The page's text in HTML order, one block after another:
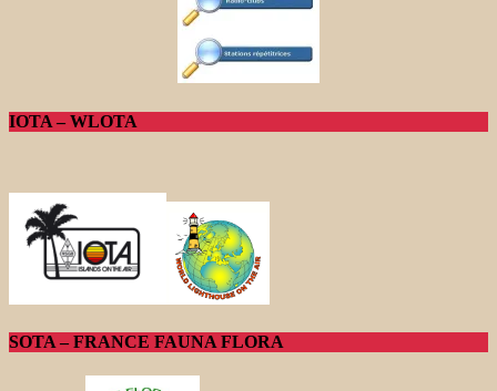
IOTA – WLOTA
SOTA – FRANCE FAUNA FLORA